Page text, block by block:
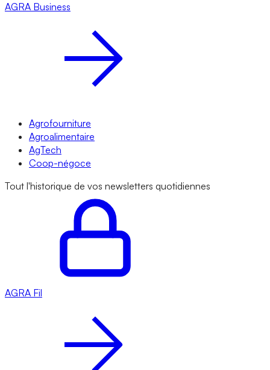
AGRA Business
Agrofourniture
Agroalimentaire
AgTech
Coop-négoce
Tout l'historique de vos newsletters quotidiennes
AGRA Fil